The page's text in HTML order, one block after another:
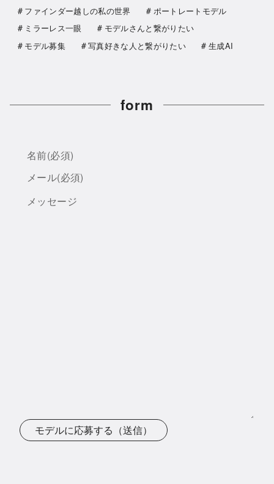
ファインダー越しの私の世界
ポートレートモデル
ミラーレス一眼
モデルさんと繋がりたい
モデル募集
写真好きな人と繋がりたい 生成AI
form
名前(必須)
メール(必須)
メッセージ
モデルに応募する（送信）